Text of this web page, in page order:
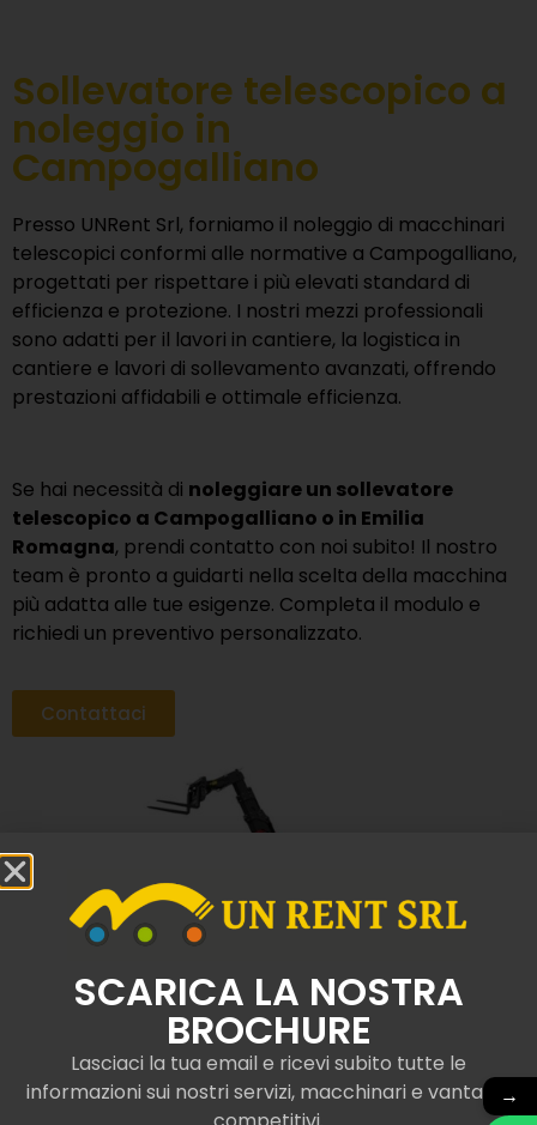
Sollevatore telescopico a
noleggio in
Campogalliano
Presso UNRent Srl, forniamo il noleggio di macchinari
telescopici conformi alle normative a Campogalliano,
progettati per rispettare i più elevati standard di
efficienza e protezione. I nostri mezzi professionali
sono adatti per il lavori in cantiere, la logistica in
cantiere e lavori di sollevamento avanzati, offrendo
prestazioni affidabili e ottimale efficienza.
Se hai necessità di noleggiare un sollevatore
telescopico a Campogalliano o in Emilia
Romagna, prendi contatto con noi subito! Il nostro
team è pronto a guidarti nella scelta della macchina
più adatta alle tue esigenze. Completa il modulo e
richiedi un preventivo personalizzato.
Contattaci
→
SCARICA LA NOSTRA
BROCHURE
Lasciaci la tua email e ricevi subito tutte le
informazioni sui nostri servizi, macchinari e vantaggi